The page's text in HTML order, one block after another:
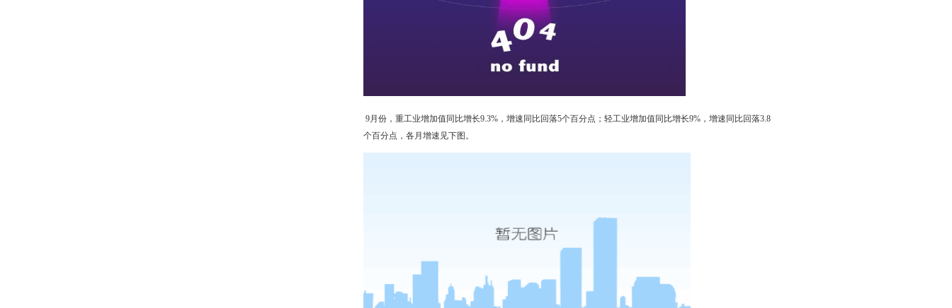
9月份，重工业增加值同比增长9.3%，增速同比回落5个百分点；轻工业增加值同比增长9%，增速同比回落3.8
个百分点，各月增速见下图。